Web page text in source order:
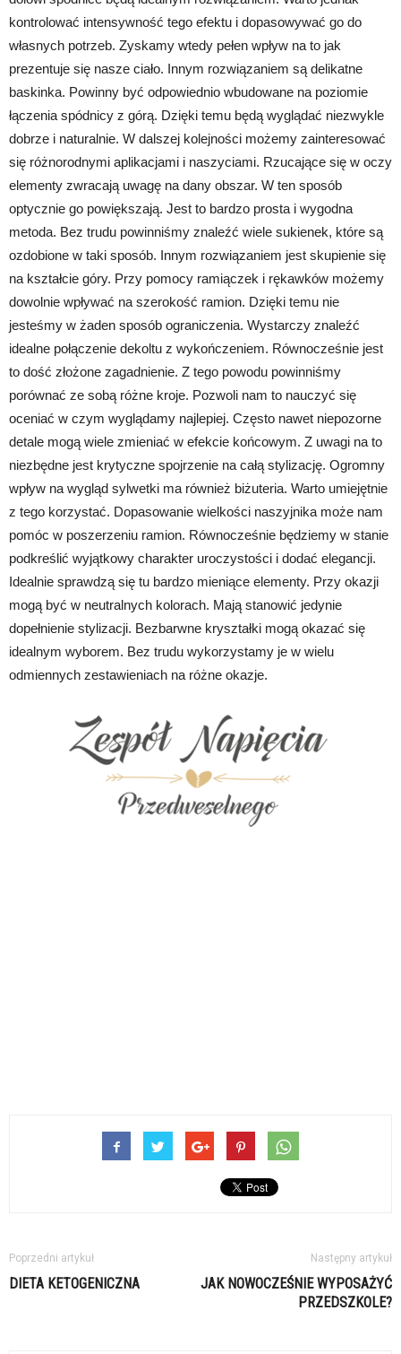
kontrolować intensywność tego efektu i dopasowywać go do
własnych potrzeb. Zyskamy wtedy pełen wpływ na to jak
prezentuje się nasze ciało. Innym rozwiązaniem są delikatne
baskinka. Powinny być odpowiednio wbudowane na poziomie
łączenia spódnicy z górą. Dzięki temu będą wyglądać niezwykle
dobrze i naturalnie. W dalszej kolejności możemy zainteresować
się różnorodnymi aplikacjami i naszyciami. Rzucające się w oczy
elementy zwracają uwagę na dany obszar. W ten sposób
optycznie go powiększają. Jest to bardzo prosta i wygodna
metoda. Bez trudu powinniśmy znaleźć wiele sukienek, które są
ozdobione w taki sposób. Innym rozwiązaniem jest skupienie się
na kształcie góry. Przy pomocy ramiączek i rękawków możemy
dowolnie wpływać na szerokość ramion. Dzięki temu nie
jesteśmy w żaden sposób ograniczenia. Wystarczy znaleźć
idealne połączenie dekoltu z wykończeniem. Równocześnie jest
to dość złożone zagadnienie. Z tego powodu powinniśmy
porównać ze sobą różne kroje. Pozwoli nam to nauczyć się
oceniać w czym wyglądamy najlepiej. Często nawet niepozorne
detale mogą wiele zmieniać w efekcie końcowym. Z uwagi na to
niezbędne jest krytyczne spojrzenie na całą stylizację. Ogromny
wpływ na wygląd sylwetki ma również biżuteria. Warto umiejętnie
z tego korzystać. Dopasowanie wielkości naszyjnika może nam
pomóc w poszerzeniu ramion. Równocześnie będziemy w stanie
podkreślić wyjątkowy charakter uroczystości i dodać elegancji.
Idealnie sprawdzą się tu bardzo mieniące elementy. Przy okazji
mogą być w neutralnych kolorach. Mają stanowić jedynie
dopełnienie stylizacji. Bezbarwne kryształki mogą okazać się
idealnym wyborem. Bez trudu wykorzystamy je w wielu
odmiennych zestawieniach na różne okazje.
Poprzedni artykuł
DIETA KETOGENICZNA
Następny artykuł
JAK NOWOCZEŚNIE WYPOSAŻYĆ
PRZEDSZKOLE?